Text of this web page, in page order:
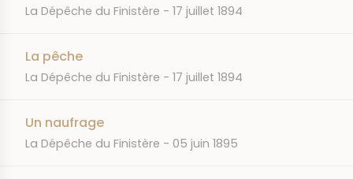
JOURNAL
La Dépêche du Finistère DATE
17 juillet 1894
La pêche
JOURNAL
La Dépêche du Finistère DATE
17 juillet 1894
Un naufrage
JOURNAL
La Dépêche du Finistère DATE
05 juin 1895